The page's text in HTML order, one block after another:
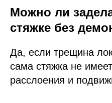
Можно ли
стяжке без
Да, если трещина
сама стяжка не
расслоения и